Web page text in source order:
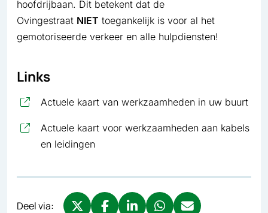
hoofdrijbaan. Dit betekent dat de
Ovingestraat NIET toegankelijk is voor al het
gemotoriseerde verkeer en alle hulpdiensten!
Links
Actuele kaart van werkzaamheden in uw buurt,
Actuele kaart voor werkzaamheden aan kabels
en leidingen
Deel via: